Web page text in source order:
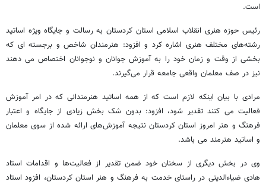
است.
رئیس حوزه هنری انقلاب اسلامی استان کردستان به رسالت و جایگاه ویژه اساتید
رشته‌های مختلف هنری اشاره کرد و افزود: هنرمندان شاخص و برجسته ای که
بخشی از وقت و زمان خود را به آموزش جوانان و نوجوانان اختصاص می دهند
نیز در صف معلمان واقعی جامعه قرار می‌گیرند.
مرادی با بیان اینکه لازم است که از همه اساتید هنرمندانی که در امر آموزش
فعالیت می کنند تقدیر شود، افزود: بدون شک بخش زیادی از جایگاه و اعتبار
فرهنگ و هنر امروز استان کردستان نتیجه آموزش‌های ارائه شده از سوی معلمان
و اساتید هنرمند می باشد.
وی در بخش دیگری از سخنان خود ضمن تقدیر از فعالیت‌ها و اقدامات استاد
هادی ضیاءالدینی در راستای خدمت به فرهنگ و هنر استان کردستان، افزود استاد